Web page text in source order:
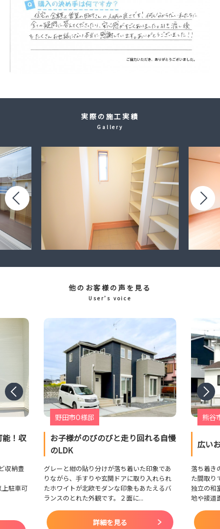
実際の施工実績
Gallery
他のお客様の声を見る
User’s voice
！収
収納豊
上駐車可
野田市O様邸
お子様がのびのびと走り回れる自慢
のLDK
グレーと紺の貼り分けが落ち着いた印象であ
りながら、手すりや玄関ドアに取り入れられ
たホワイトが北欧モダンな印象もあたえるバ
ランスのとれた外観です。２面に...
詳細を見る
熊谷
広い
落ち着き
た間取り
独立の和
地や接道